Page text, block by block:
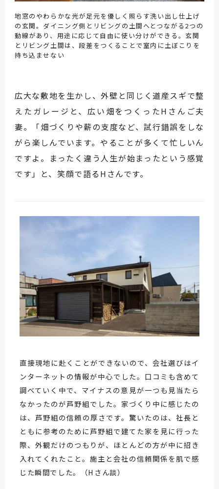
地窓のやわらかな光が足元を優しく照らす洗い出し仕上げ
の玄関。ダイニング側とリビングの土間へとつながる2つの
動線があり、用途に応じて自由に使い分けができる。玄関
とリビング土間は、段差をつくることで室内に土ぼこりを
持ち込ませない
広大な敷地を生かし、外壁と同じく道産スギで整
えたガレージと、広い畑をつくったHさんご夫
妻。「畑づくりや薪の支度など、試行錯誤をしな
がら楽しんでいます。やることが多くて忙しいん
ですよ。まったく違う人生が始まったという感覚
です」と、笑顔で語るHさんです。
直接現地に赴くことができないので、会社選びはイ
ンターネットの情報が中心でした。口コミも含めて
調べていく中で、マイナスの意見が一つも見当たら
なかったのが芦野組でした。家づくり中に感じたの
は、芦野組の信頼の厚さです。驚いたのは、社長と
ともに参考のために芦野組で建てた家を見に行った
際、外観だけのつもりが、ほとんどの方が中に招き
入れてくれたこと。施主と会社の信頼関係を肌で感
じた瞬間でした。（Hさん談）